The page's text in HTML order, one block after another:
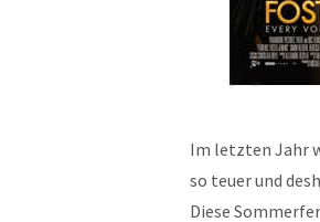
Im letzten Jahr
so teuer und
Diese